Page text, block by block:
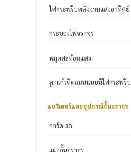
ไฟกระพริบพลังงานแสงอาทิตย์
กระบองไฟจราจร
หมุดสะท้อนแสง
ลูกแก้วติดถนนแบบมีไฟกระพริบ
แบริเออร์และอุปกรณ์กั้นจราจร
การ์ดเรล
แผงกั้นจราจร